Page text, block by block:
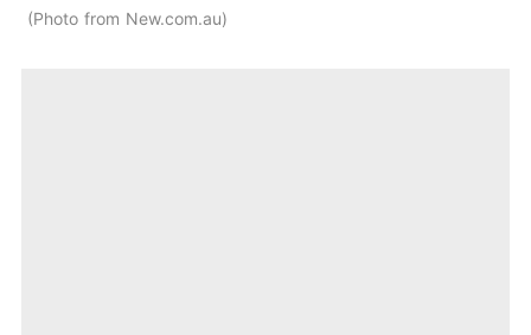
Photo from New.com.au